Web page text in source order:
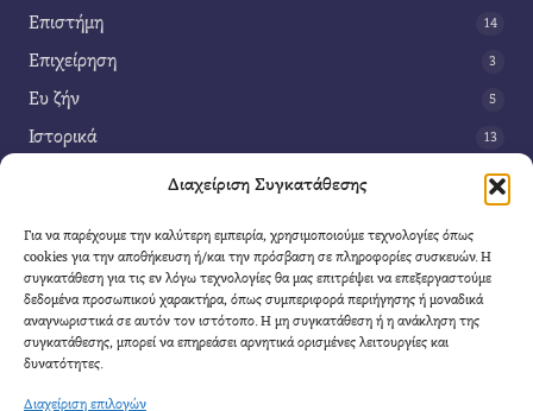
Διαχείριση Συγκατάθεσης
Για να παρέχουμε την καλύτερη εμπειρία, χρησιμοποιούμε τεχνολογίες όπως
cookies για την αποθήκευση ή/και την πρόσβαση σε πληροφορίες συσκευών. Η
συγκατάθεση για τις εν λόγω τεχνολογίες θα μας επιτρέψει να επεξεργαστούμε
δεδομένα προσωπικού χαρακτήρα, όπως συμπεριφορά περιήγησης ή μοναδικά
αναγνωριστικά σε αυτόν τον ιστότοπο. Η μη συγκατάθεση ή η ανάκληση της
συγκατάθεσης, μπορεί να επηρεάσει αρνητικά ορισμένες λειτουργίες και
δυνατότητες.
Διαχείριση επιλογών
Επιστήμη 14
Επιχείρηση 3
Ευ ζήν 5
Ιστορικά 13
42
Τέχνη 3
Τεχνολογία
Υγεία
Φαντασία